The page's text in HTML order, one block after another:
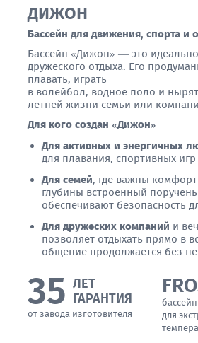
ДИЖОН
Бассейн для движения, спорта и
Бассейн «Дижон» — это
дружеского отдыха. Его
плавать, играть
в волейбол, водное поло и
летней жизни семьи или
Для кого создан «Дижон»
Для активных и энергичных
для плавания, спортивных
Для семей, где важны
глубины встроенный
обеспечивают безопасность
Для дружеских компаний и
позволяет отдыхать прямо в
общение продолжается без
35 ЛЕТ
ГАРАНТИЯ
от завода изготовителя
для